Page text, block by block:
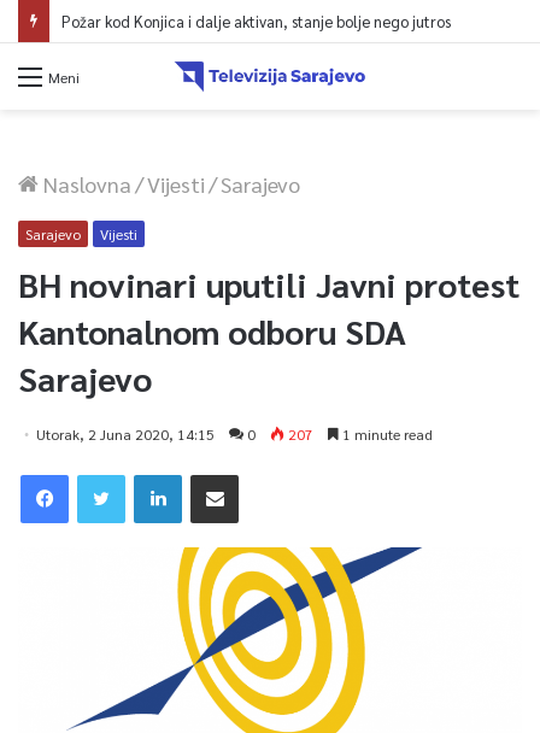
Požar kod Konjica i dalje aktivan, stanje bolje nego jutros
Meni
Naslovna/Vijesti/Sarajevo
Sarajevo Vijesti
BH novinari uputili Javni protest
Kantonalnom odboru SDA
Sarajevo
Utorak, 2 Juna 2020, 14:15 0 207 1 minute read